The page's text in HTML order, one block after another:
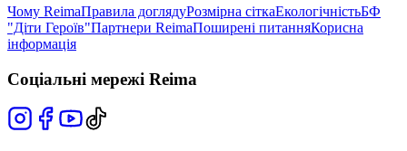
Чому ReimaПравила доглядуРозмірна сіткаЕкологічністьБФ
"Діти Героїв"Партнери ReimaПоширені питанняКорисна
інформація
Соціальні мережі Reima